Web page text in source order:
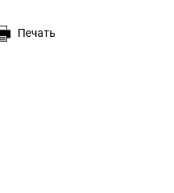
Печать